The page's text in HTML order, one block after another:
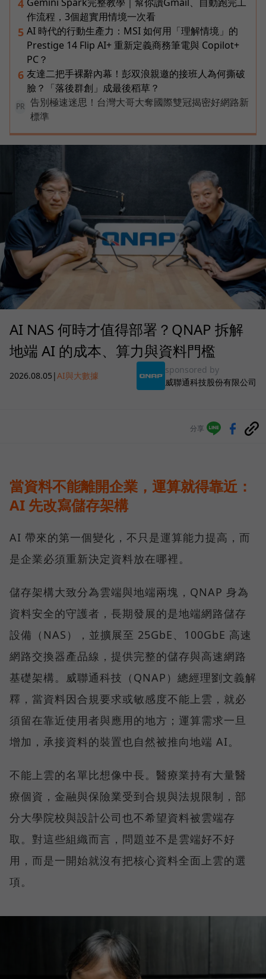
4 Gemini Spark完整教學｜幫你讀Gmail、自動跑完工
作流程，3個超實用情境一次看
5 AI 時代的行動生產力：MSI 如何用「理解情境」的
Prestige 14 Flip AI+ 重新定義商務筆電與 Copilot+
PC？
6 友達二把手裸辭內幕！彭双浪親邀的接班人為何撕破
臉？「落後群創」成最後稻草？
PR
告別極速迷思！台灣大哥大奪國際雙冠揭密好網路新
標準
AI NAS 何時才值得部署？QNAP 拆解
地端 AI 的成本、算力與資料門檻
2026.08.05 |AI與大數據
sponsored by
威聯通科技股份有限公司
分享
當資料不能離開企業，運算就得靠近：
AI 先改寫儲存架構
AI 帶來的第一個變化，不只是運算能力提高，而
是企業必須重新決定資料放在哪裡。
儲存架構大致分為雲端與地端兩塊，QNAP 身為
資料安全的守護者，長期發展的是地端網路儲存
設備（NAS），並擴展至 25GbE、100GbE 高速
網路交換器產品線，提供完整的儲存與高速網路
基礎架構。威聯通科技（QNAP）總經理劉文義解
釋，當資料因合規要求或敏感度不能上雲，就必
須留在靠近使用者與應用的地方；運算需求一旦
增加，承接資料的裝置也自然被推向地端 AI。
不能上雲的名單比想像中長。醫療業持有大量醫
療個資，金融與保險業受到合規與法規限制，部
分大學院校與設計公司也不希望資料被雲端存
取。對這些組織而言，問題並不是雲端好不好
用，而是一開始就沒有把核心資料全面上雲的選
項。